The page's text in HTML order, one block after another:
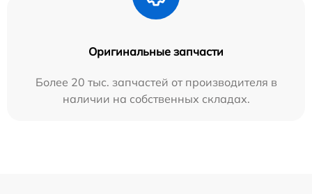
Оригинальные запчасти
Более 20 тыс. запчастей от производителя в
наличии на собственных складах.